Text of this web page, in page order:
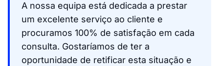
A nossa equipa está dedicada a prestar
um excelente serviço ao cliente e
procuramos 100% de satisfação em cada
consulta. Gostaríamos de ter a
oportunidade de retificar esta situação e